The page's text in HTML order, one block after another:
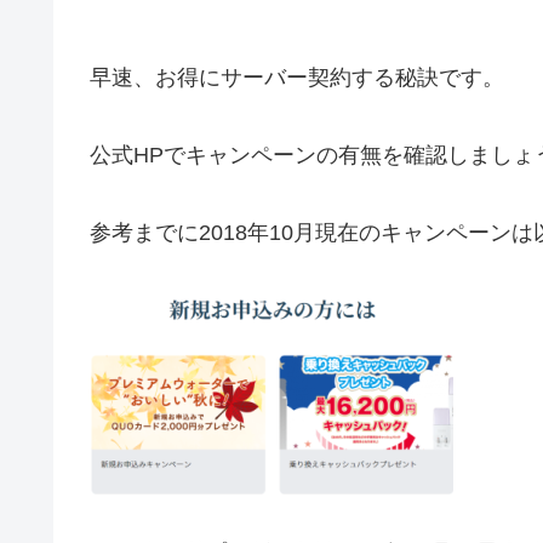
早速、お得にサーバー契約する秘訣です。
公式HPでキャンペーンの有無を確認しましょ
参考までに2018年10月現在のキャンペーンは